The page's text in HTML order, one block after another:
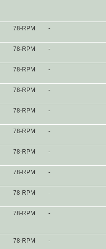
78-RPM -
78-RPM -
78-RPM -
78-RPM -
78-RPM -
78-RPM -
78-RPM -
78-RPM -
78-RPM -
78-RPM -
78-RPM -